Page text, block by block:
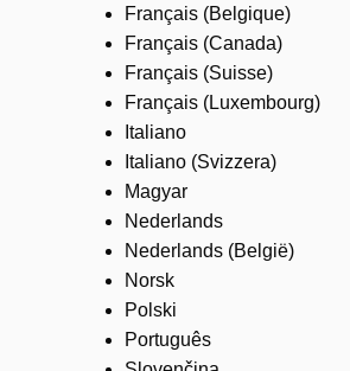
Français (Belgique)
Français (Canada)
Français (Suisse)
Français (Luxembourg)
Italiano
Italiano (Svizzera)
Magyar
Nederlands
Nederlands (België)
Norsk
Polski
Português